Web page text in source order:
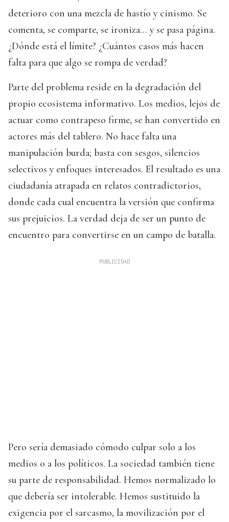
deterioro con una mezcla de hastío y cinismo. Se
comenta, se comparte, se ironiza… y se pasa página.
¿Dónde está el límite? ¿Cuántos casos más hacen
falta para que algo se rompa de verdad?
Parte del problema reside en la degradación del
propio ecosistema informativo. Los medios, lejos de
actuar como contrapeso firme, se han convertido en
actores más del tablero. No hace falta una
manipulación burda; basta con sesgos, silencios
selectivos y enfoques interesados. El resultado es una
ciudadanía atrapada en relatos contradictorios,
donde cada cual encuentra la versión que confirma
sus prejuicios. La verdad deja de ser un punto de
encuentro para convertirse en un campo de batalla.
Pero sería demasiado cómodo culpar solo a los
medios o a los políticos. La sociedad también tiene
su parte de responsabilidad. Hemos normalizado lo
que debería ser intolerable. Hemos sustituido la
exigencia por el sarcasmo, la movilización por el